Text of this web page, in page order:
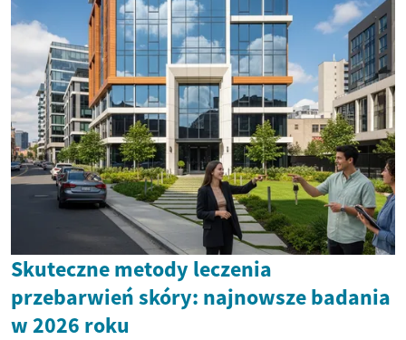
Skuteczne metody leczenia
przebarwień skóry: najnowsze badania
w 2026 roku